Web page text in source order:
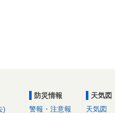
)
防災情報
警報・注意報
天気図
天気図